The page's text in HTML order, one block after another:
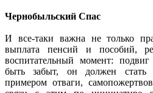
Чернобыльский Спас
И все-таки важна не только
выплата пенсий и пособий,
воспитательный момент:
быть забыт, он должен стать
примером отваги,